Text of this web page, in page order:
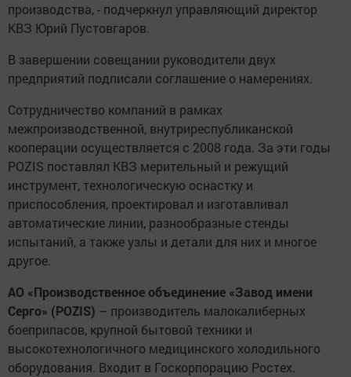
производства, - подчеркнул управляющий директор
КВЗ Юрий Пустовгаров.
В завершении совещании руководители двух
предприятий подписали соглашение о намерениях.
Сотрудничество компаний в рамках
межпроизводственной, внутриреспубликанской
кооперации осуществляется с 2008 года. За эти годы
POZIS поставлял КВЗ мерительный и режущий
инструмент, технологическую оснастку и
приспособления, проектировал и изготавливал
автоматические линии, разнообразные стенды
испытаний, а также узлы и детали для них и многое
другое.
АО «Производственное объединение «Завод имени
Серго» (POZIS) – производитель малокалиберных
боеприпасов, крупной бытовой техники и
высокотехнологичного медицинского холодильного
оборудования. Входит в Госкорпорацию Ростех.